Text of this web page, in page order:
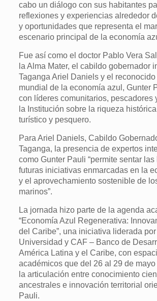
cabo un diálogo con sus habitantes
reflexiones y experiencias alrededor
y oportunidades que representa el
escenario principal de la economía
Fue así como el doctor Pablo Vera
la Alma Mater, el cabildo gobernador
Taganga Ariel Daniels y el
mundial de la economía azul, Gunter
con líderes comunitarios, pescadores
la Institución sobre la riqueza
turístico y pesquero.
Para Ariel Daniels, Cabildo
Taganga, la presencia de expertos
como Gunter Pauli “permite sentar las
futuras iniciativas enmarcadas en la
y el aprovechamiento sostenible de
marinos”.
La jornada hizo parte de la agenda
“Economía Azul Regenerativa:
del Caribe”, una iniciativa liderada
Universidad y CAF – Banco de
América Latina y el Caribe, con
académicos que del 26 al 29 de
la articulación entre conocimiento
ancestrales e innovación territorial
Pauli.